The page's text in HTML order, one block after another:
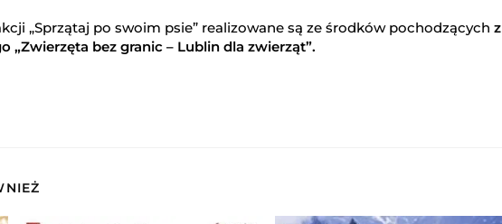
„Sprzątaj po swoim psie” realizowane są ze środków pochodzących z
bez granic – Lublin dla zwierząt”.